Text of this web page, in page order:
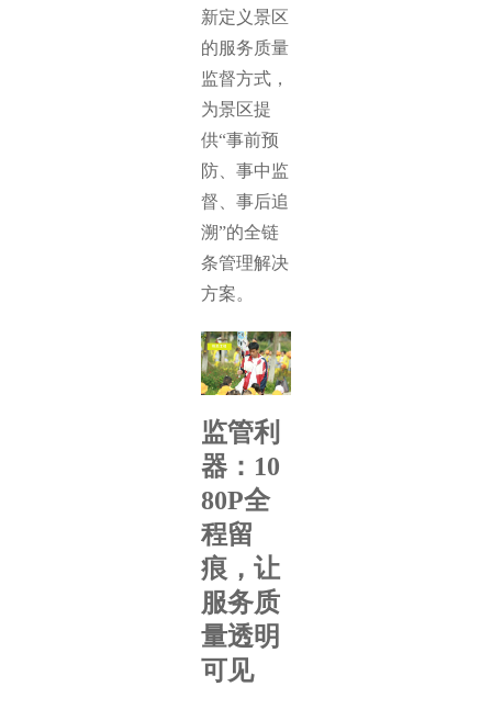
新定义景区
的服务质量
监督方式，
为景区提
供“事前预
防、事中监
督、事后追
溯”的全链
条管理解决
方案。
监管利
器：10
80P全
程留
痕，让
服务质
量透明
可见